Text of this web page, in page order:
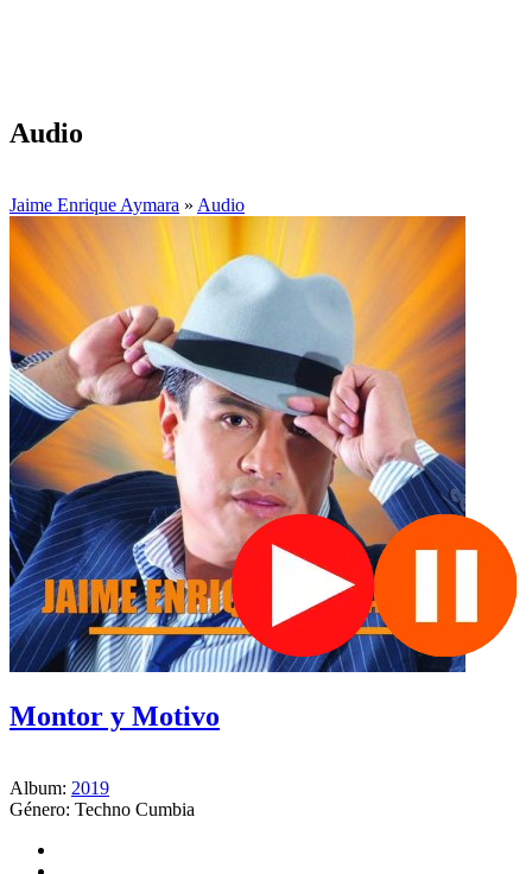
Audio
Jaime Enrique Aymara » Audio
Montor y Motivo
Album: 2019
Género: Techno Cumbia